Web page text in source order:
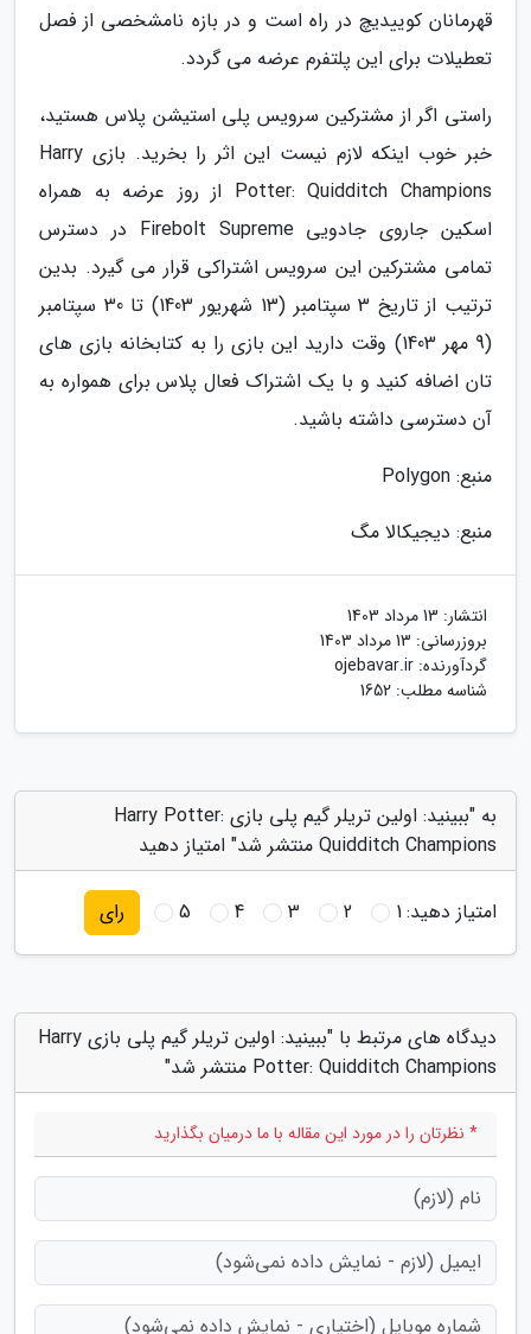
قهرمانان کوییدیچ در راه است و در بازه نامشخصی از فصل
تعطیلات برای این پلتفرم عرضه می گردد.
راستی اگر از مشترکین سرویس پلی استیشن پلاس هستید،
خبر خوب اینکه لازم نیست این اثر را بخرید. بازی Harry
Potter: Quidditch Champions از روز عرضه به همراه
اسکین جاروی جادویی Firebolt Supreme در دسترس
تمامی مشترکین این سرویس اشتراکی قرار می گیرد. بدین
ترتیب از تاریخ 3 سپتامبر (13 شهریور 1403) تا 30 سپتامبر
(9 مهر 1403) وقت دارید این بازی را به کتابخانه بازی های
تان اضافه کنید و با یک اشتراک فعال پلاس برای همواره به
آن دسترسی داشته باشید.
منبع: Polygon
منبع: دیجیکالا مگ
انتشار: 13 مرداد 1403
بروزرسانی: 13 مرداد 1403
گردآورنده: ojebavar.ir
شناسه مطلب: 1652
به "ببینید: اولین تریلر گیم پلی بازی Harry Potter:
Quidditch Champions منتشر شد" امتیاز دهید
امتیاز دهید:1
2
3
4
5 رای
دیدگاه های مرتبط با "ببینید: اولین تریلر گیم پلی بازی Harry
Potter: Quidditch Champions منتشر شد"
* نظرتان را در مورد این مقاله با ما درمیان بگذارید